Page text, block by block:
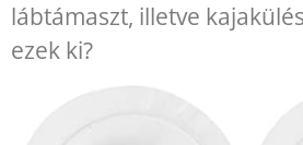
lábtámaszt, illetve
ezek ki?